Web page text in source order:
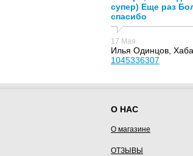
супер) Еще раз
спасибо
17 Мая
Илья Одинцов,
1045336307
О НАС
О магазине
ОТЗЫВЫ